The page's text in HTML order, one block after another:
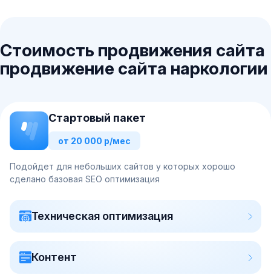
Стоимость продвижения сайта
продвижение сайта наркологии
Стартовый пакет
от 20 000 р/мес
Подойдет для небольших сайтов у которых хорошо
сделано базовая SEO оптимизация
Техническая оптимизация
Контент